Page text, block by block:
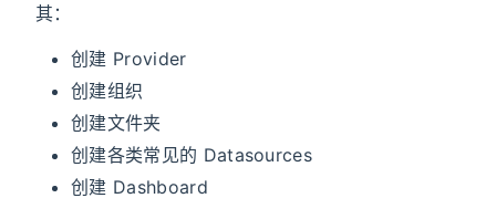
其：
创建 Provider
创建组织
创建文件夹
创建各类常见的 Datasources
创建 Dashboard